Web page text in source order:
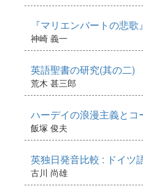
『マリエンバートの悲
神崎 義一
英語聖書の研究(其の二)
荒木 甚三郎
ハーデイの浪漫主義と
飯塚 俊夫
英独日発音比較 : ドイツ
古川 尚雄